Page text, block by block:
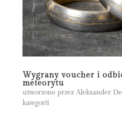
Wygrany voucher i
meteorytu
utworzone przez Aleksander
kategorii